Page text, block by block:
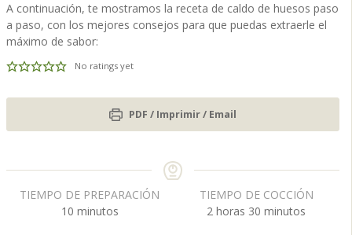
A continuación, te mostramos la receta de caldo de huesos paso
a paso, con los mejores consejos para que puedas extraerle el
máximo de sabor:
No ratings yet
PDF / Imprimir / Email
TIEMPO DE PREPARACIÓN
10mminutos
TIEMPO DE COCCIÓN
2 hhoras 30 m
minutos